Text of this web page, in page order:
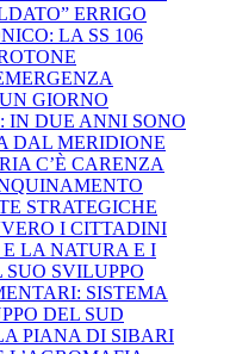
ERRIGO
LA SS 106
GIORNO
IN DUE ANNI SONO
DAL MERIDIONE
C’È CARENZA
STRATEGICHE
I CITTADINI
LA NATURA E I
SVILUPPO
SISTEMA
DEL SUD
PIANA DI SIBARI